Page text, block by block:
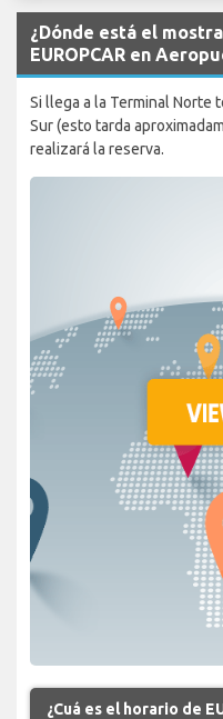
¿Dónde está el
EUROPCAR en
Si llega a la Terminal Norte
Sur (esto tarda
realizará la reserva.
¿Cuá es el horario de